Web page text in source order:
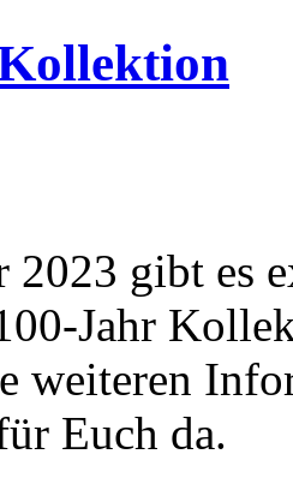
2023 gibt es
Jahr
weiteren
Euch da.